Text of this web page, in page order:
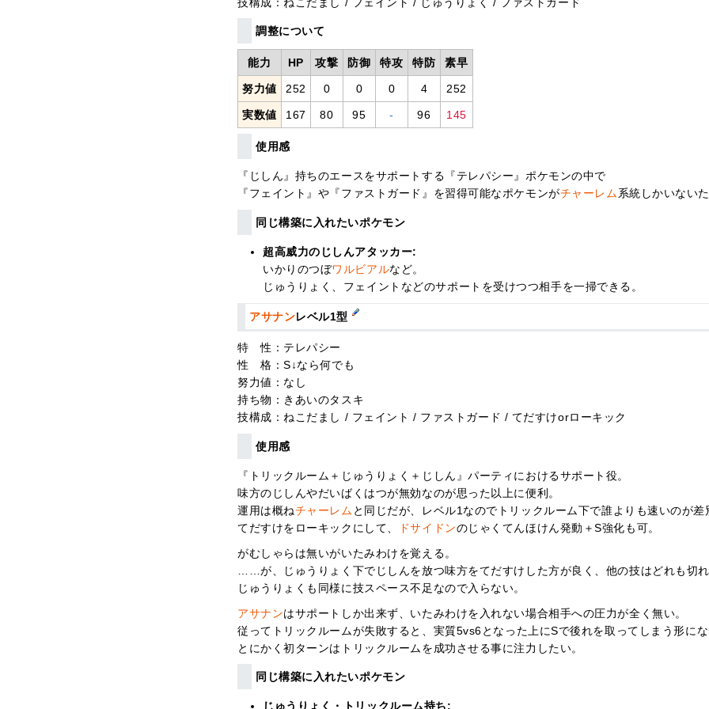
調整について
能力 HP 攻撃 防御 特攻 特防 素早
努力値 252 0 0 0 4 252
実数値 167 80 95 - 96 145
使用感
『じしん』持ちのエースをサポートする『テレパシー』ポケモンの中で
『フェイント』や『ファストガード』を習得可能なポケモンがチャーレム系統しかいない
同じ構築に入れたいポケモン
超高威力のじしんアタッカー:
いかりのつぼワルビアルなど。
じゅうりょく、フェイントなどのサポートを受けつつ相手を一掃できる。
アサナンレベル1型
特 性：テレパシー
性 格：S↓なら何でも
努力値：なし
持ち物：きあいのタスキ
技構成：ねこだまし / フェイント / ファストガード / てだすけorローキック
使用感
『トリックルーム＋じゅうりょく＋じしん』パーティにおけるサポート役。
味方のじしんやだいばくはつが無効なのが思った以上に便利。
運用は概ねチャーレム と同じだが、レベル1なのでトリックルーム下で誰よりも速いのが差
てだすけをローキックにして、
ドサイドンのじゃくてんほけん発動＋S強化も可。
がむしゃらは無いがいたみわけを覚える。
……が、じゅうりょく下でじしんを放つ味方をてだすけした方が良く、他の技はどれも切
じゅうりょくも同様に技スペース不足なので入らない。
アサナンはサポートしか出来ず、いたみわけを入れない場合相手への圧力が全く無い。
従ってトリックルームが失敗すると、実質5vs6となった上にSで後れを取ってしまう形にな
とにかく初ターンはトリックルームを成功させる事に注力したい。
同じ構築に入れたいポケモン
じゅうりょく・トリックルーム持ち: